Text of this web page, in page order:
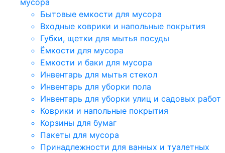
Бытовые емкости для мусора
Входные коврики и напольные покрытия
Губки, щетки для мытья посуды
Ёмкости для мусора
Емкости и баки для мусора
Инвентарь для мытья стекол
Инвентарь для уборки пола
Инвентарь для уборки улиц и садовых работ
Коврики и напольные покрытия
Корзины для бумаг
Пакеты для мусора
Принадлежности для ванных и туалетных